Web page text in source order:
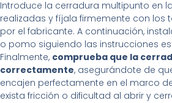
Introduce la cerradura multipunto en
realizadas y fíjala firmemente con los
por el fabricante. A continuación,
o pomo siguiendo las instrucciones
Finalmente, comprueba que la
correctamente, asegurándote de
encajen perfectamente en el marco
exista fricción o dificultad al abrir y